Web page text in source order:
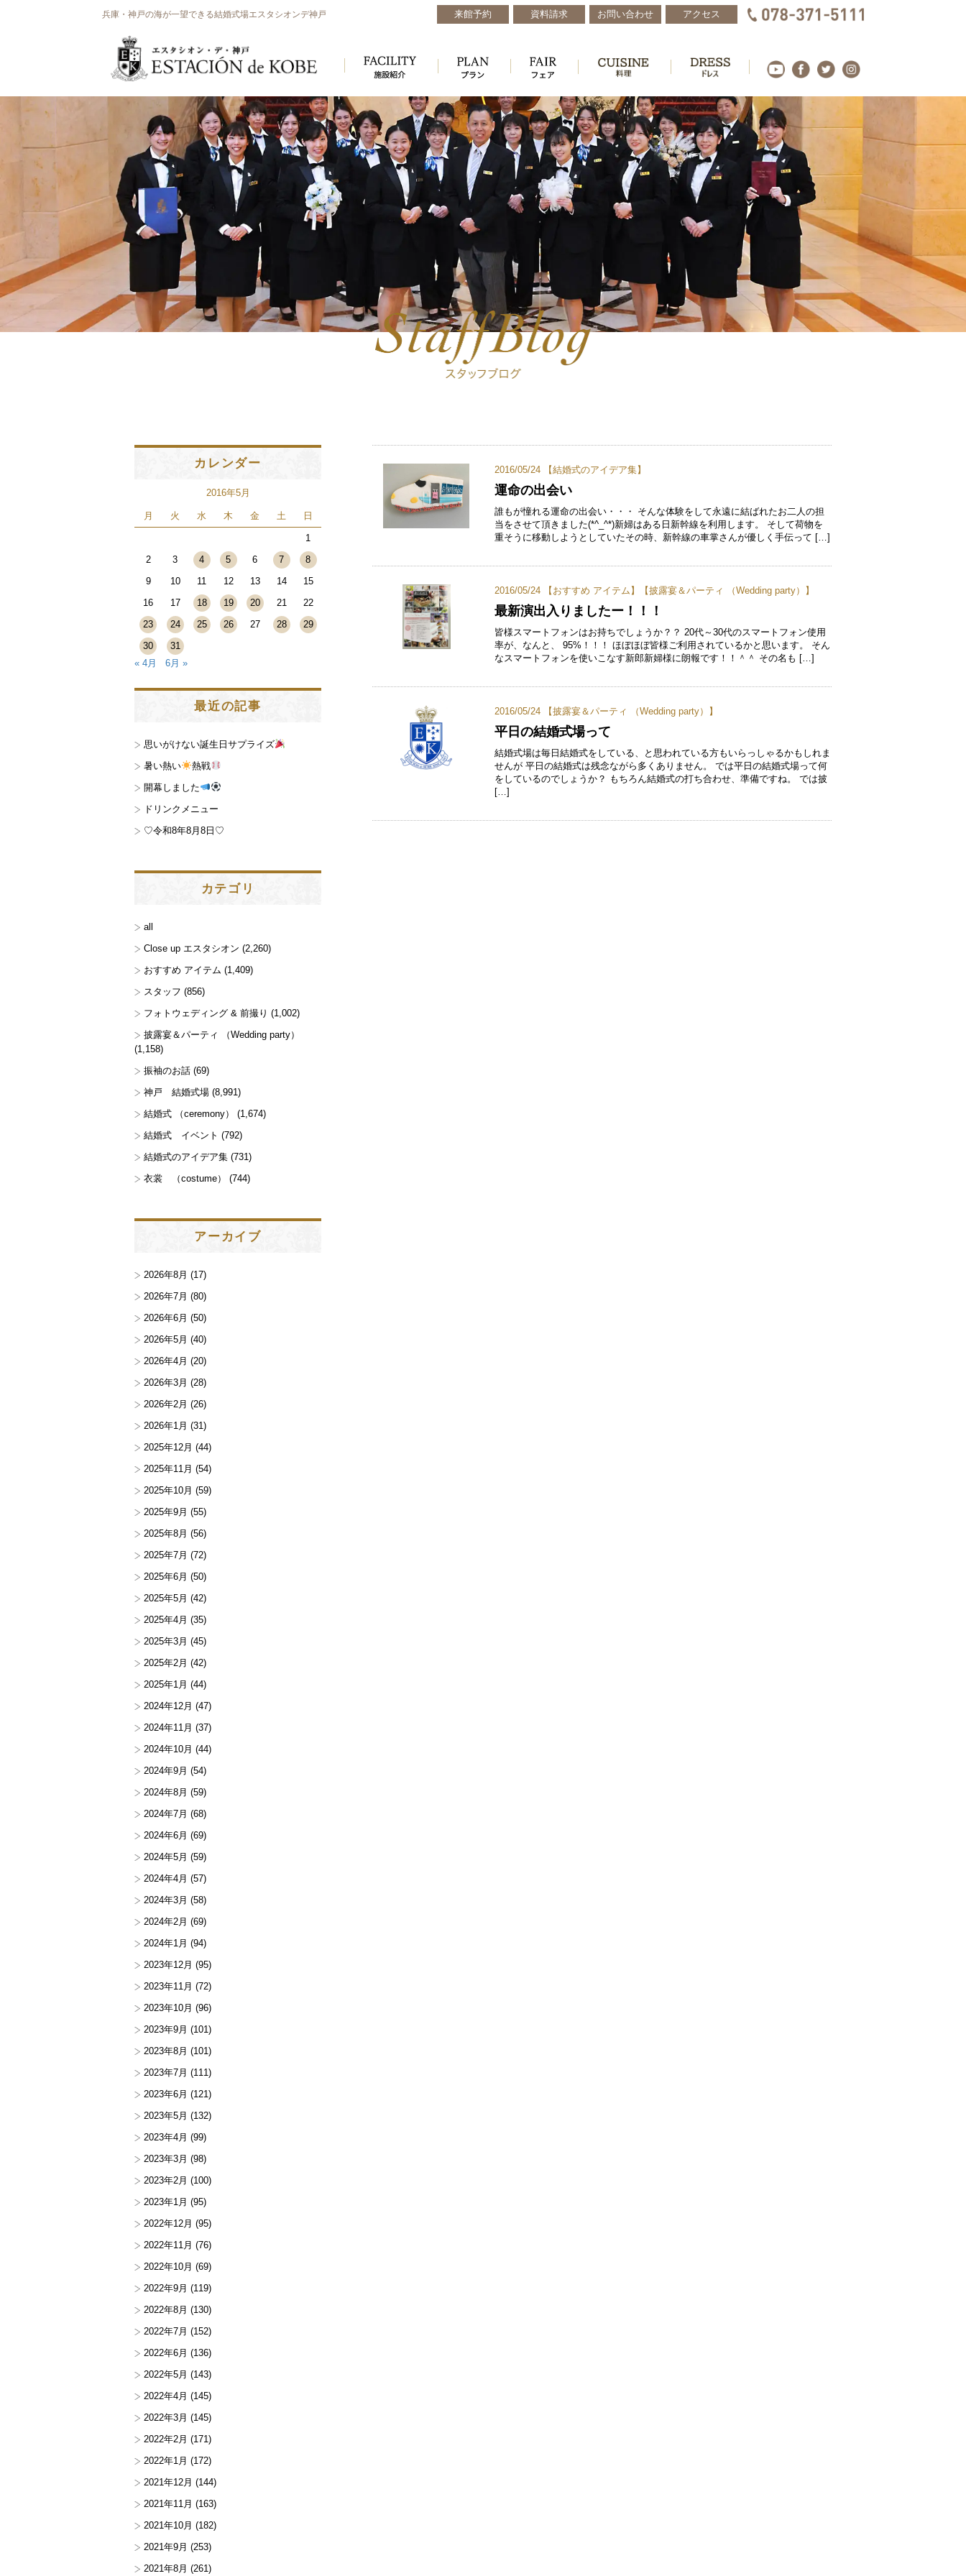
兵庫・神戸の海が一望できる結婚式場エスタシオンデ神戸 来館予約 資料請求 お問い合わせ アクセス
2016/05/24 【結婚式のアイデア集】
運命の出会い
誰もが憧れる運命の出会い・・・ そんな体験をして永遠に結ばれたお二人の担
当をさせて頂きました(*^_^*)新婦はある日新幹線を利用します。 そして荷物を
重そうに移動しようとしていたその時、新幹線の車掌さんが優しく手伝って […]
2016/05/24 【おすすめ アイテム】【披露宴＆パーティ （Wedding party） 】
最新演出入りましたー！！！
皆様スマートフォンはお持ちでしょうか？？ 20代～30代のスマートフォン使用
率が、なんと、 95%！！！ ほぼほぼ皆様ご利用されているかと思います。 そん
なスマートフォンを使いこなす新郎新婦様に朗報です！！＾＾ その名も […]
2016/05/24 【披露宴＆パーティ （Wedding party） 】
平日の結婚式場って
結婚式場は毎日結婚式をしている、と思われている方もいらっしゃるかもしれま
せんが 平日の結婚式は残念ながら多くありません。 では平日の結婚式場って何
をしているのでしょうか？ もちろん結婚式の打ち合わせ、準備ですね。 では披
[…]
カレンダー
2016年5月
月 火 水 木 金 土 日
1
2
3 4 5 6 7
8
9
10 11 12 13 14
15
16
17 18 19 20 21
22
23
24 25 26 27 28
29
30
31
« 4月
6月 »
最近の記事
思いがけない誕生日サプライズ
暑い熱い
熱戦
開幕しました
ドリンクメニュー
♡令和8年8月8日♡
カテゴリ
all
Close up エスタシオン (2,260)
おすすめ アイテム (1,409)
スタッフ (856)
フォトウェディング & 前撮り (1,002)
披露宴＆パーティ （Wedding party）
(1,158)
振袖のお話 (69)
神戸 結婚式場 (8,991)
結婚式 （ceremony）
(1,674)
結婚式 イベント (792)
結婚式のアイデア集 (731)
衣裳 （costume）
(744)
アーカイブ
2026年8月 (17)
2026年7月 (80)
2026年6月 (50)
2026年5月 (40)
2026年4月 (20)
2026年3月 (28)
2026年2月 (26)
2026年1月 (31)
2025年12月 (44)
2025年11月 (54)
2025年10月 (59)
2025年9月 (55)
2025年8月 (56)
2025年7月 (72)
2025年6月 (50)
2025年5月 (42)
2025年4月 (35)
2025年3月 (45)
2025年2月 (42)
2025年1月 (44)
2024年12月 (47)
2024年11月 (37)
2024年10月 (44)
2024年9月 (54)
2024年8月 (59)
2024年7月 (68)
2024年6月 (69)
2024年5月 (59)
2024年4月 (57)
2024年3月 (58)
2024年2月 (69)
2024年1月 (94)
2023年12月 (95)
2023年11月 (72)
2023年10月 (96)
2023年9月 (101)
2023年8月 (101)
2023年7月 (111)
2023年6月 (121)
2023年5月 (132)
2023年4月 (99)
2023年3月 (98)
2023年2月 (100)
2023年1月 (95)
2022年12月 (95)
2022年11月 (76)
2022年10月 (69)
2022年9月 (119)
2022年8月 (130)
2022年7月 (152)
2022年6月 (136)
2022年5月 (143)
2022年4月 (145)
2022年3月 (145)
2022年2月 (171)
2022年1月 (172)
2021年12月 (144)
2021年11月 (163)
2021年10月 (182)
2021年9月 (253)
2021年8月 (261)